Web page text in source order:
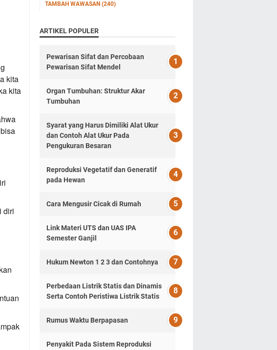
kita
kita
diri
TAMBAH WAWASAN (240)
ARTIKEL POPULER
Pewarisan Sifat dan Percobaan
Pewarisan Sifat Mendel
Organ Tumbuhan: Struktur Akar
Tumbuhan
Syarat yang Harus Dimiliki Alat Ukur
dan Contoh Alat Ukur Pada
Pengukuran Besaran
Reproduksi Vegetatif dan Generatif
pada Hewan
Cara Mengusir Cicak di Rumah
Link Materi UTS dan UAS IPA
Semester Ganjil
Hukum Newton 1 2 3 dan Contohnya
Perbedaan Listrik Statis dan Dinamis
Serta Contoh Peristiwa Listrik Statis
Rumus Waktu Berpapasan
Penyakit Pada Sistem Reproduksi